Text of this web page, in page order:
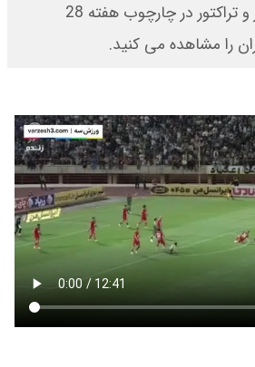
خلاصه بازی شمس آذر و تراکتور در چارچوب هفته 28
را مشاهده می کنید.